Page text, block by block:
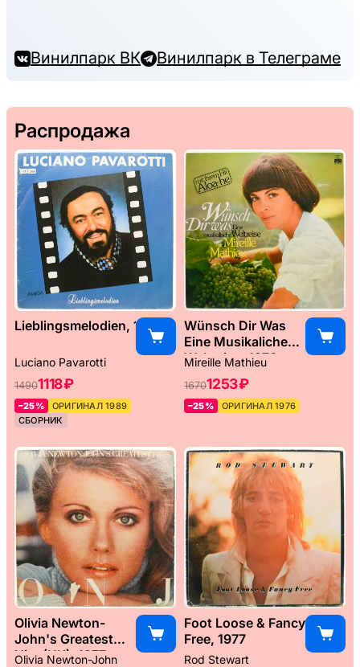
Винилпарк ВК Винилпарк в Телеграме
Распродажа
Lieblingsmelodien, 1989
Luciano Pavarotti
14901118 ₽
–25%
ОРИГИНАЛ 1989
СБОРНИК
Wünsch Dir Was
Eine Musikaliche
Weltreise, 1976
Mireille Mathieu
16701253 ₽
–25% ОРИГИНАЛ 1976
Olivia Newton-
John's Greatest
Hits (UK), 1977
Olivia Newton-John
Foot Loose & Fancy
Free, 1977
Rod Stewart